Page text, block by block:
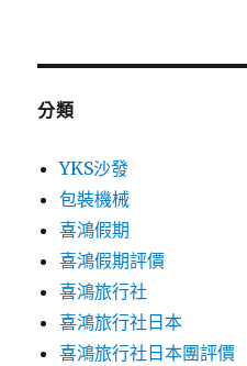
分類
YKS沙發
包裝機械
喜鴻假期
喜鴻假期評價
喜鴻旅行社
喜鴻旅行社日本
喜鴻旅行社日本團評價